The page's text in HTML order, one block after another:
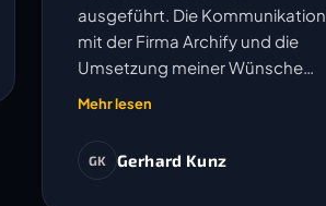
ausgeführt. Die Kommunikation
mit der Firma Archify und die
Umsetzung meiner Wünsche
oder Anpassungen wurden
vorbehaltlos empfehlen. - Sie
Mehr lesen
GK Gerhard Kunz